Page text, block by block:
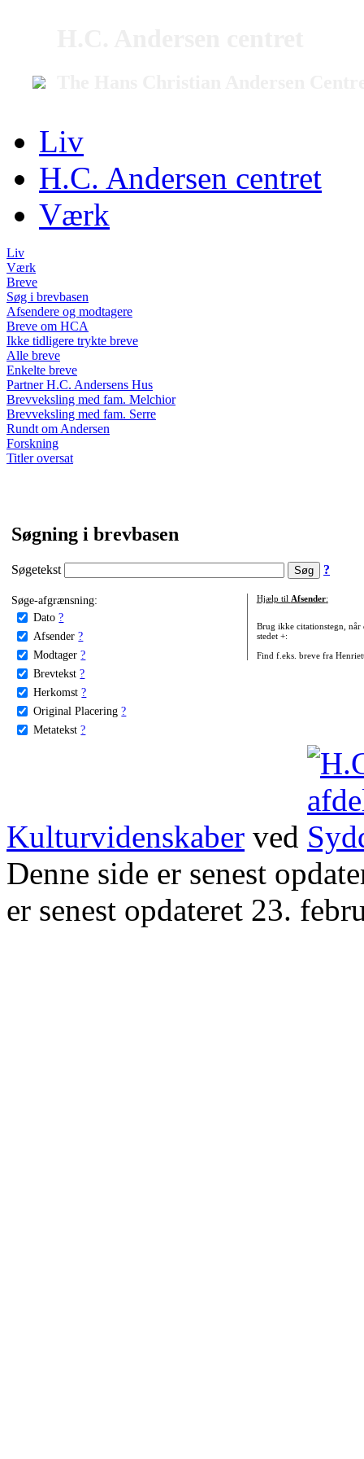
Liv
H.C. Andersen centret
Værk
Liv
Værk
Breve
Søg i brevbasen
Afsendere og modtagere
Breve om HCA
Ikke tidligere trykte breve
Alle breve
Enkelte breve
Partner H.C. Andersens Hus
Brevveksling med fam. Melchior
Brevveksling med fam. Serre
Rundt om Andersen
Forskning
Titler oversat
Søgning i brevbasen
Søgetekst ?
Søge-afgrænsning:
Dato ?
Afsender ?
Modtager ?
Brevtekst ?
Herkomst ?
Original Placering ?
Metatekst ?
Hjælp til Afsender:
Brug ikke citationstegn, når
stedet +:
Find f.eks. breve fra
Kulturvidenskaber ved
Denne side er senest
er senest opdateret 23.